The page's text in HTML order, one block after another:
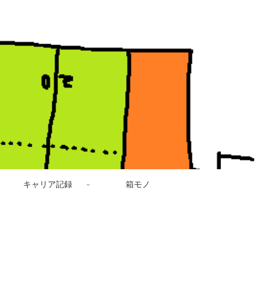
キャリア記録 箱モノ